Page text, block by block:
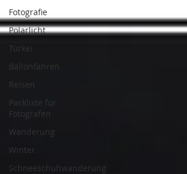
Fotografie
Polarlicht
Türkei
Ballonfahren
Reisen
Packliste für
Fotografen
Wanderung
Winter
Schneeschuhwanderung